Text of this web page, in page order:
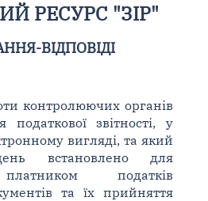
РЕСУРС "ЗІР"
ВІДПОВІДІ
контролюючих органів
звітності, у
вигляді, та який
встановлено для
податків
та їх прийняття